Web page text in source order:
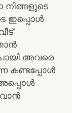
നിങ്ങളുടെ
ഇപ്പൊൾ
അവരെ
കണ്ടപ്പോൾ